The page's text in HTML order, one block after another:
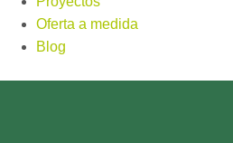
Oferta a medida
Blog